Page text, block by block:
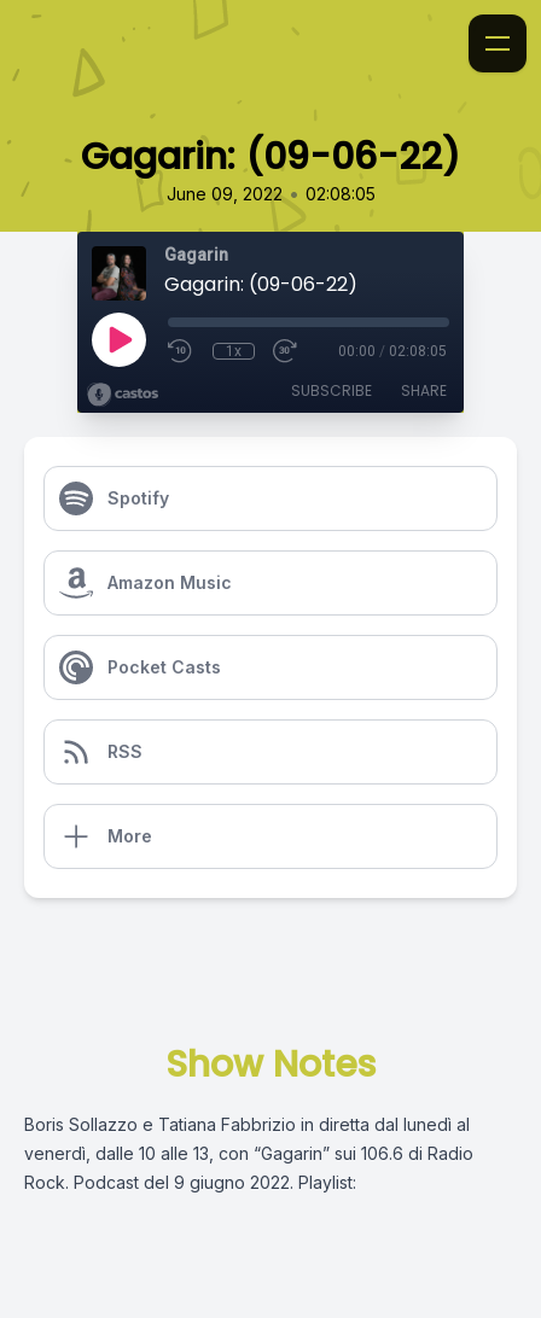
Gagarin: (09-06-22)
June 09, 2022 • 02:08:05
Gagarin
Gagarin: (09-06-22)
1x 00:00 / 02:08:05
SUBSCRIBE SHARE
Spotify
Amazon Music
Pocket Casts
RSS
More
Show Notes
Boris Sollazzo e Tatiana Fabbrizio in diretta dal lunedì al
venerdì, dalle 10 alle 13, con “Gagarin” sui 106.6 di Radio
Rock. Podcast del 9 giugno 2022. Playlist: